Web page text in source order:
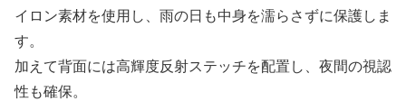
イロン素材を使用し、雨の日も中身を濡らさずに保護しま
す。
加えて背面には高輝度反射ステッチを配置し、夜間の視認
性も確保。